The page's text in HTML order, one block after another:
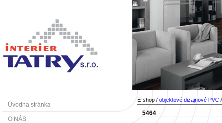
Úvodna stránka
O NÁS
E-shop / objektové dizajnové PVC
5464